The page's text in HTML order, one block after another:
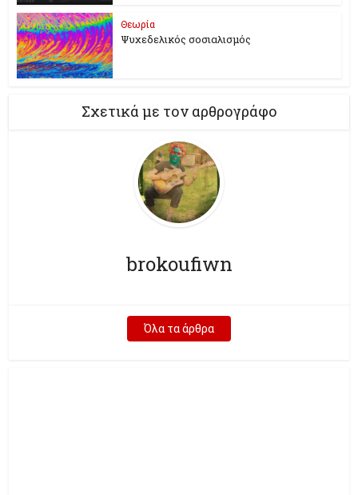
Θεωρία
Ψυχεδελικός σοσιαλισμός
Σχετικά με τον αρθρογράφο
brokoufiwn
Όλα τα άρθρα